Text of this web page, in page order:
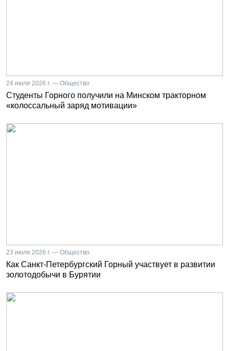
24 июля 2026 г. — Общество
Студенты Горного получили на Минском тракторном
«колоссальный заряд мотивации»
23 июля 2026 г. — Общество
Как Санкт-Петербургский Горный участвует в развитии
золотодобычи в Бурятии